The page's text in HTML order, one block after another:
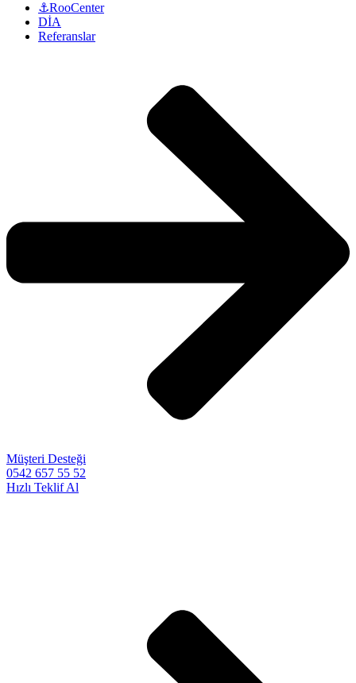
⚓RooCenter
DİA
Referanslar
Müşteri Desteği
0542 657 55 52
Hızlı Teklif Al